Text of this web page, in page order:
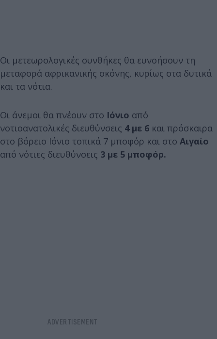
Οι μετεωρολογικές συνθήκες θα ευνοήσουν τη
μεταφορά αφρικανικής σκόνης, κυρίως στα δυτικά
και τα νότια.
Οι άνεμοι θα πνέουν στο Ιόνιο από
νοτιοανατολικές διευθύνσεις 4 με 6 και πρόσκαιρα
στο βόρειο Ιόνιο τοπικά 7 μποφόρ και στο Αιγαίο
από νότιες διευθύνσεις 3 με 5 μποφόρ.